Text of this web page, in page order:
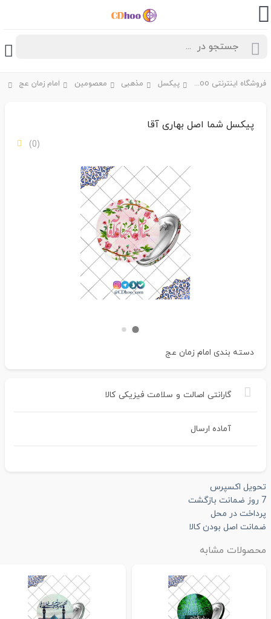
فروشگاه اینترنتی CDhoo پیکسل مذهبی معصومین امام زمان عج
پیکسل شما اصل بهاری آقا
(0)
دسته بندی امام زمان عج
گارانتی اصالت و سلامت فیزیکی کالا
آماده ارسال
تحویل اکسپرس
7 روز ضمانت بازگشت
پرداخت در محل
ضمانت اصل بودن کالا
محصولات مشابه